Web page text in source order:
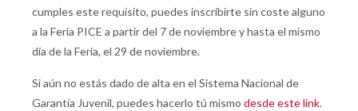
cumples este requisito, puedes inscribirte sin coste alguno
a la Feria PICE a partir del 7 de noviembre y hasta el mismo
día de la Feria, el 29 de noviembre.
Si aún no estás dado de alta en el Sistema Nacional de
Garantía Juvenil, puedes hacerlo tú mismo desde este link.